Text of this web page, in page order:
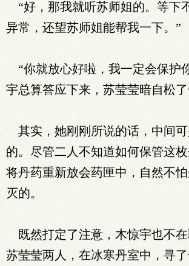
“好，那我就听苏师姐的。等下
异常，还望苏师姐能帮我一下。”
“你就放心好啦，我一定会保护
宇总算答应下来，苏莹莹暗自松了
其实，她刚刚所说的话，中间可
的。尽管二人不知道如何保管这
将丹药重新放会药匣中，自然不
灭的。
既然打定了注意，木惊宇也不
苏莹莹两人，在冰寒丹室中，寻